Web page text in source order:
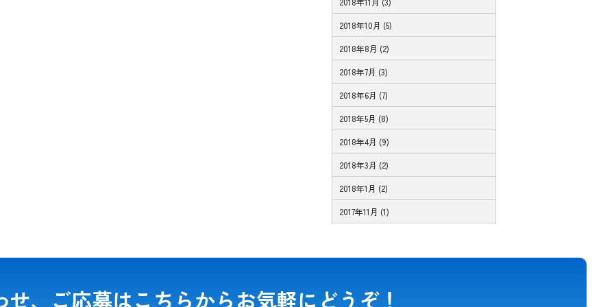
2018年10月 (5)
2018年8月 (2)
2018年7月 (3)
2018年6月 (7)
2018年5月 (8)
2018年4月 (9)
2018年3月 (2)
2018年1月 (2)
2017年11月 (1)
せ、ご応募はこちらからお気軽にどうぞ！